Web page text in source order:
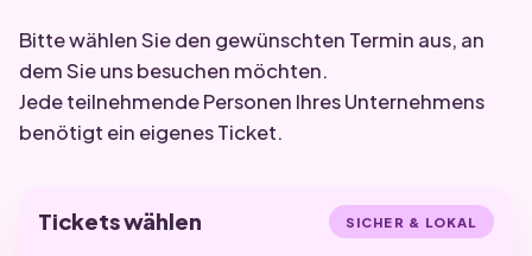
Bitte wählen Sie den gewünschten Termin aus, an
dem Sie uns besuchen möchten.
Jede teilnehmende Personen Ihres Unternehmens
benötigt ein eigenes Ticket.
Tickets wählen SICHER & LOKAL